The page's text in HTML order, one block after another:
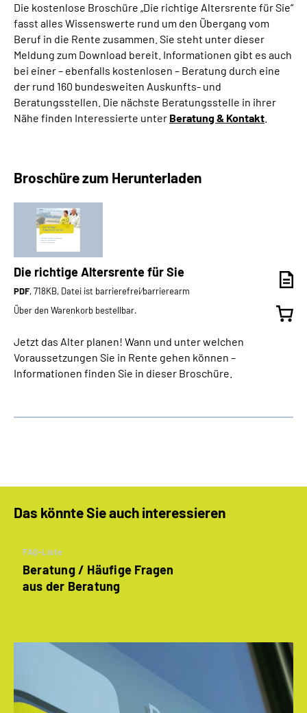
Die kostenlose Broschüre „Die richtige Altersrente für Sie“
fasst alles Wissenswerte rund um den Übergang vom
Beruf in die Rente zusammen. Sie steht unter dieser
Meldung zum Download bereit. Informationen gibt es auch
bei einer – ebenfalls kostenlosen – Beratung durch eine
der rund 160 bundesweiten Auskunfts- und
Beratungsstellen. Die nächste Beratungsstelle in ihrer
Nähe finden Interessierte unter Beratung & Kontakt
Broschüre zum Herunterladen
Die richtige Altersrente für Sie
PDF, 718KB, Datei ist barrierefrei⁄barrierearm
Über den Warenkorb bestellbar.
Jetzt das Alter planen! Wann und unter welchen
Voraussetzungen Sie in Rente gehen können –
Informationen finden Sie in dieser Broschüre.
Das könnte Sie auch interessieren
FAQ-Liste
Beratung / Häufige Fragen
aus der Beratung